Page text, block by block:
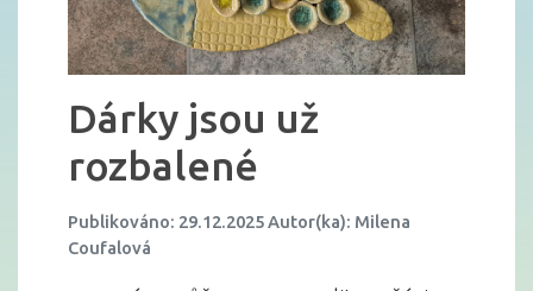
Dárky jsou už
rozbalené
Publikováno: 29.12.2025 Autor(ka): Milena
Coufalová